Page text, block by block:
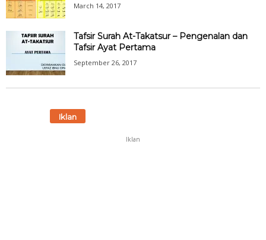
March 14, 2017
Tafsir Surah At-Takatsur – Pengenalan dan
Tafsir Ayat Pertama
September 26, 2017
Iklan
Iklan